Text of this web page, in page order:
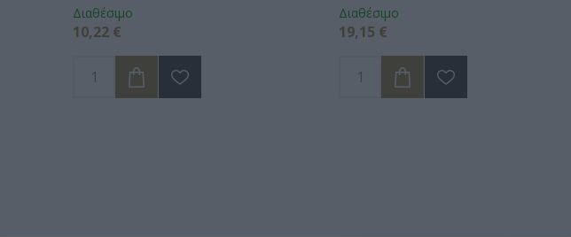
Διαθέσιμο
10,22 €
Διαθέσιμο
19,15 €